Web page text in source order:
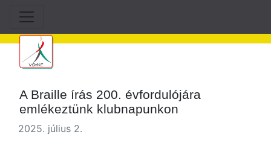
A Braille írás 200. évfordulójára
emlékeztünk klubnapunkon
2025. július 2.